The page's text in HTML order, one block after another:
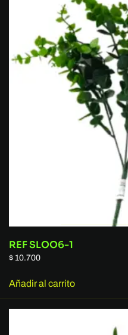
REF SLOO6-1
$ 10.700
Añadir al carrito